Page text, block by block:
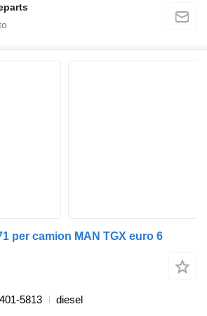
per camion MAN TGX euro 6
5813
diesel